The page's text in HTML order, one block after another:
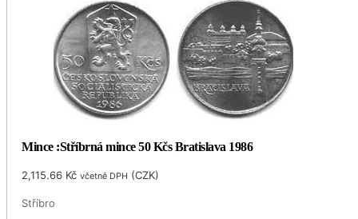
Mince :Stříbrná mince 50 Kčs Bratislava 1986
2,115.66 Kč včetně DPH (CZK)
Stříbro